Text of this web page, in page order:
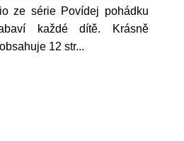
ze série Povídej pohádku
každé dítě. Krásně
12 str...